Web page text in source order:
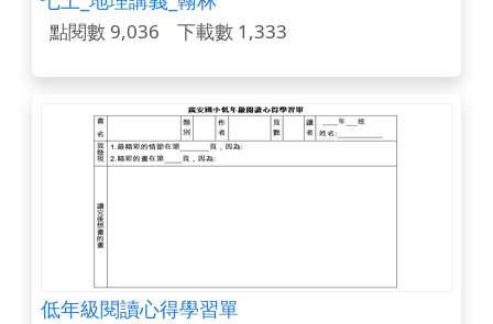
點閱數 9,036 下載數 1,333
低年級閱讀心得學習單